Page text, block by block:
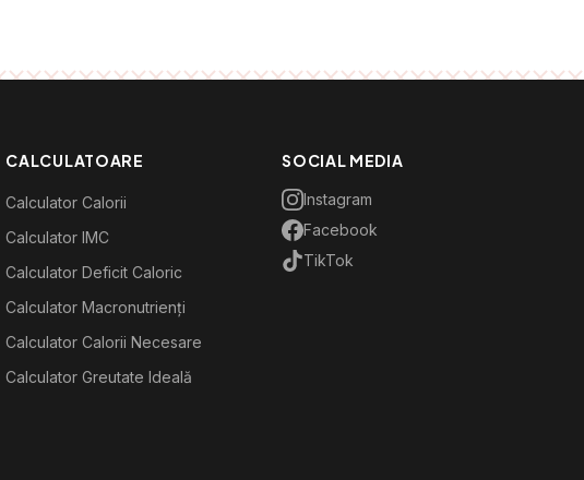
CALCULATOARE
Calculator Calorii
Calculator IMC
Calculator Deficit Caloric
Calculator Macronutrienți
Calculator Calorii Necesare
Calculator Greutate Ideală
SOCIAL MEDIA
Instagram
Facebook
TikTok